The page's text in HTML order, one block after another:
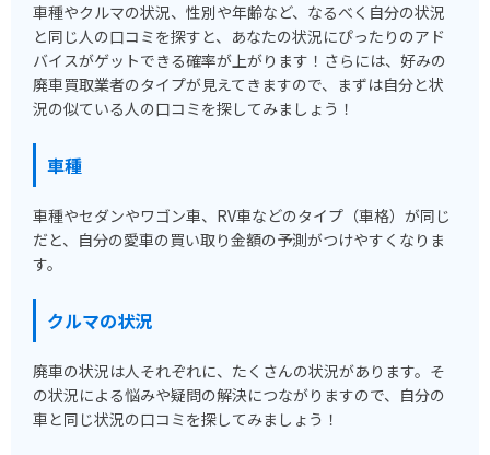
車種やクルマの状況、性別や年齢など、なるべく自分の状況
と同じ人の口コミを探すと、あなたの状況にぴったりのアド
バイスがゲットできる確率が上がります！さらには、好みの
廃車買取業者のタイプが見えてきますので、まずは自分と状
況の似ている人の口コミを探してみましょう！
車種
車種やセダンやワゴン車、RV車などのタイプ（車格）が同じ
だと、自分の愛車の買い取り金額の予測がつけやすくなりま
す。
クルマの状況
廃車の状況は人それぞれに、たくさんの状況があります。そ
の状況による悩みや疑問の解決につながりますので、自分の
車と同じ状況の口コミを探してみましょう！